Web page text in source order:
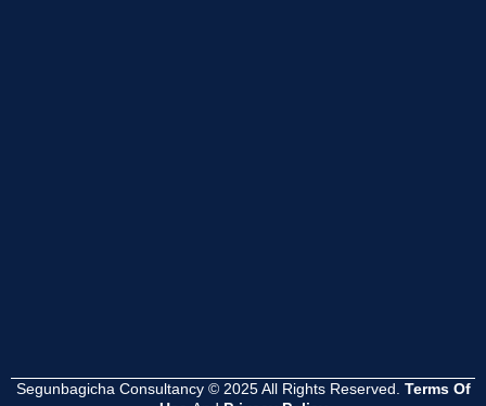
Segunbagicha Consultancy © 2025 All Rights Reserved. Terms Of